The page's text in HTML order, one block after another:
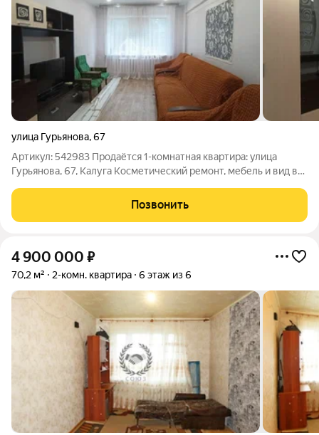
улица Гурьянова,67
Артикул: 542983 Продаётся 1-комнатная квартира: улица
Гурьянова, 67, Калуга Косметический ремонт, мебель и вид в
Продуманная планировка и хорошие соседи делают это место
Позвонить
4 900 000 ₽
70,2 м² 2-комн. квартира 6 этаж из 6